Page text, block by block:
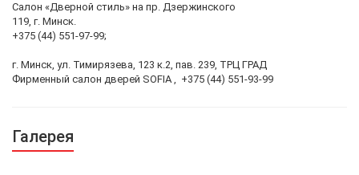
Салон «Дверной стиль» на пр. Дзержинского
119, г. Минск.
+375 (44) 551-97-99;
г. Минск, ул. Тимирязева, 123 к.2, пав. 239, ТРЦ ГРАД
Фирменный салон дверей SOFIA , +375 (44) 551-93-99
Галерея